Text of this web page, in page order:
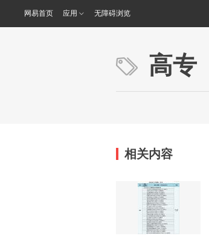
网易首页 应用 无障碍浏览
高专
相关内容